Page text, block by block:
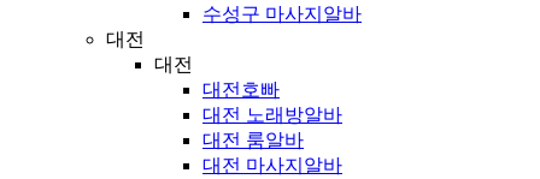
수성구 마사지알바
대전
대전
대전호빠
대전 노래방알바
대전 룸알바
대전 마사지알바